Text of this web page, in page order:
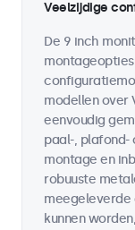
Veelzijdige
De 9 inch
modellen over
eenvoudig
paal-, plafond-
montage en
robuuste
meegeleverde
kunnen